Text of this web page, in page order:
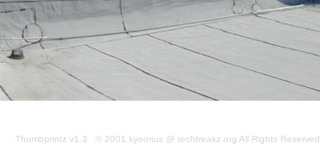
Thumbprintz v1.3 © 2001 kyoorius @ techfreakz.org All Rights Reserved